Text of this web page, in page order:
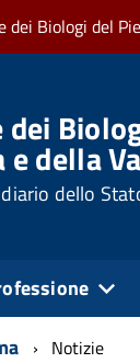
dei Biologi del
dei
e della
dello
Notizie